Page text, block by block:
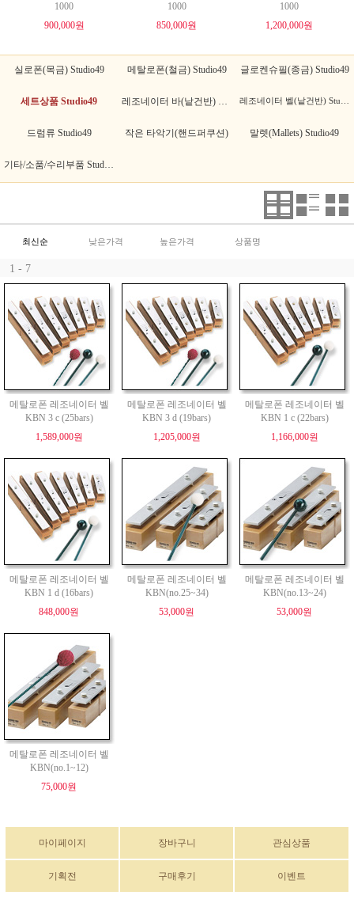
1000
900,000원
1000
850,000원
1000
1,200,000원
실로폰(목금) Studio49 메탈로폰(철금) Studio49 글로켄슈필(종금) Studio49
세트상품 Studio49
드럼류 Studio49 작은 타악기(핸드퍼쿠션) 말렛(Mallets) Studio49
최신순 낮은가격 높은가격 상품명
1 - 7
메탈로폰 레조네이터 벨
KBN 3 c (25bars)
1,589,000원
메탈로폰 레조네이터 벨
KBN 3 d (19bars)
1,205,000원
메탈로폰 레조네이터 벨
KBN 1 c (22bars)
1,166,000원
메탈로폰 레조네이터 벨
KBN 1 d (16bars)
848,000원
메탈로폰 레조네이터 벨
KBN(no.25~34)
53,000원
메탈로폰 레조네이터 벨
KBN(no.13~24)
53,000원
메탈로폰 레조네이터 벨
KBN(no.1~12)
75,000원
마이페이지 장바구니 관심상품
기획전 구매후기 이벤트